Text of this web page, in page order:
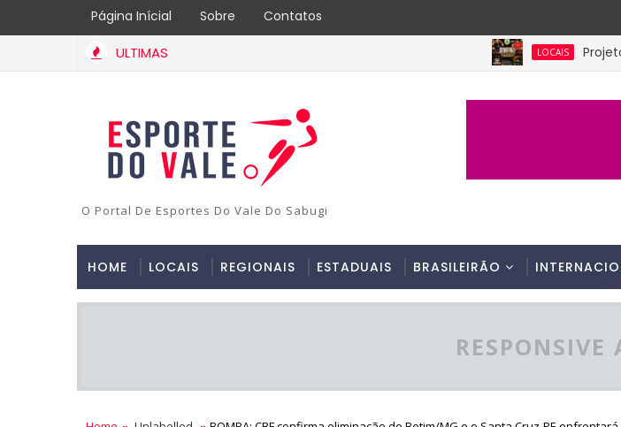
Página Inícial Sobre Contatos
ULTIMAS LOCAIS Projeto
O Portal De Esportes Do Vale Do Sabugi
HOME LOCAIS REGIONAIS ESTADUAIS BRASILEIRÃO
RESPONSIVE